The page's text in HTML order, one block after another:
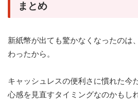
まとめ
新紙幣が出ても驚かなくなったのは
わったから。
キャッシュレスの便利さに慣れた今
心感を見直すタイミングなのかもし